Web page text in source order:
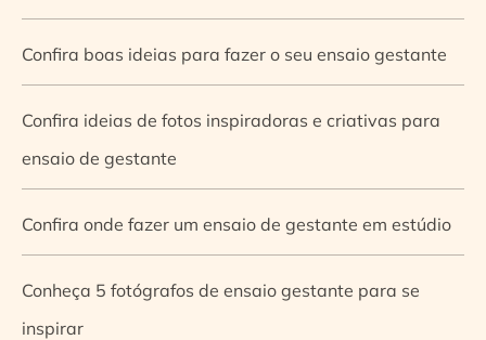
Confira boas ideias para fazer o seu ensaio gestante
Confira ideias de fotos inspiradoras e criativas para
ensaio de gestante
Confira onde fazer um ensaio de gestante em estúdio
Conheça 5 fotógrafos de ensaio gestante para se
inspirar